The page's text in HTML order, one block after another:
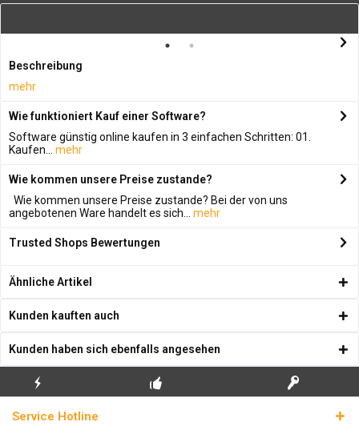
Beschreibung
mehr
Wie funktioniert Kauf einer Software?
Software günstig online kaufen in 3 einfachen Schritten: 01.
Kaufen...
mehr
Wie kommen unsere Preise zustande?
Wie kommen unsere Preise zustande? Bei der von uns
angebotenen Ware handelt es sich...
mehr
Trusted Shops Bewertungen
Ähnliche Artikel
Kunden kauften auch
Kunden haben sich ebenfalls angesehen
BLITZVERSAND
LIZENZSCHLÜSSEL
Service Hotline